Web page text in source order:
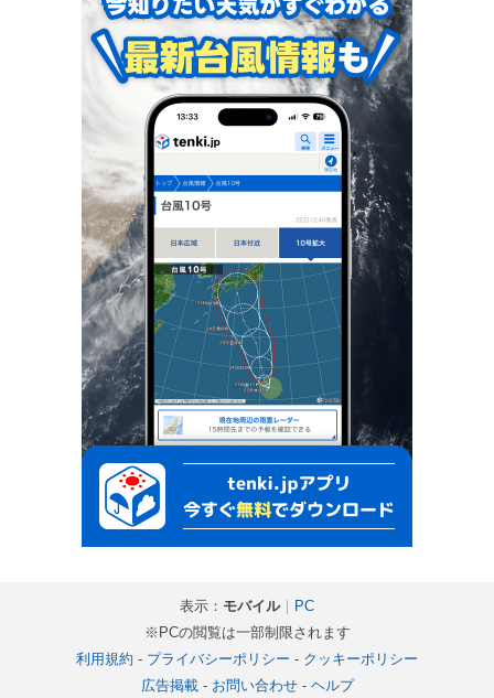
表示： モバイル｜ PC
※PCの閲覧は一部制限されます
利用規約 - プライバシーポリシー - クッキーポリシー
広告掲載- お問い合わせ- ヘルプ